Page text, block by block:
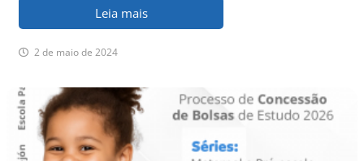
Leia mais
2 de maio de 2024